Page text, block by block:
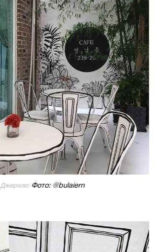
Джерело:Фото: @bulaiern